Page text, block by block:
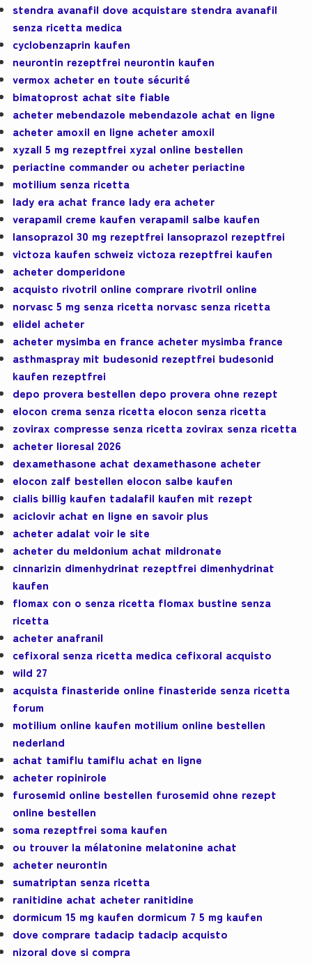
stendra avanafil dove acquistare stendra avanafil
senza ricetta medica
cyclobenzaprin kaufen
neurontin rezeptfrei neurontin kaufen
vermox acheter en toute sécurité
bimatoprost achat site fiable
acheter mebendazole mebendazole achat en ligne
acheter amoxil en ligne acheter amoxil
xyzall 5 mg rezeptfrei xyzal online bestellen
periactine commander ou acheter periactine
motilium senza ricetta
lady era achat france lady era acheter
verapamil creme kaufen verapamil salbe kaufen
lansoprazol 30 mg rezeptfrei lansoprazol rezeptfrei
victoza kaufen schweiz victoza rezeptfrei kaufen
acheter domperidone
acquisto rivotril online comprare rivotril online
norvasc 5 mg senza ricetta norvasc senza ricetta
elidel acheter
acheter mysimba en france acheter mysimba france
asthmaspray mit budesonid rezeptfrei budesonid
kaufen rezeptfrei
depo provera bestellen depo provera ohne rezept
elocon crema senza ricetta elocon senza ricetta
zovirax compresse senza ricetta zovirax senza ricetta
acheter lioresal 2026
dexamethasone achat dexamethasone acheter
elocon zalf bestellen elocon salbe kaufen
cialis billig kaufen tadalafil kaufen mit rezept
aciclovir achat en ligne en savoir plus
acheter adalat voir le site
acheter du meldonium achat mildronate
cinnarizin dimenhydrinat rezeptfrei dimenhydrinat
kaufen
flomax con o senza ricetta flomax bustine senza
ricetta
acheter anafranil
cefixoral senza ricetta medica cefixoral acquisto
wild 27
acquista finasteride online finasteride senza ricetta
forum
motilium online kaufen motilium online bestellen
nederland
achat tamiflu tamiflu achat en ligne
acheter ropinirole
furosemid online bestellen furosemid ohne rezept
online bestellen
soma rezeptfrei soma kaufen
ou trouver la mélatonine melatonine achat
acheter neurontin
sumatriptan senza ricetta
ranitidine achat acheter ranitidine
dormicum 15 mg kaufen dormicum 7 5 mg kaufen
dove comprare tadacip tadacip acquisto
nizoral dove si compra